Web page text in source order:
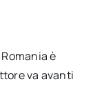
è
va avanti